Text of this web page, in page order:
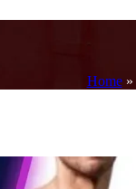
Home»